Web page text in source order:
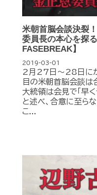
米朝首脳会談決裂
委員長の本心を探
FASEBREAK】
2019-03-01
2月27日～28日にか
目の米朝首脳会談は
大統領は会見で「早
と述べ、合意に至ら
こ...